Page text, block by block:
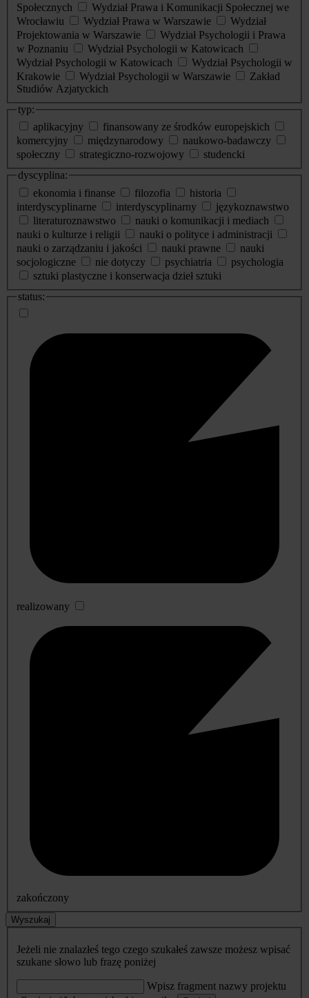
Społecznych
Wydział Prawa i Komunikacji Społecznej we
Wrocławiu
Wydział Prawa w Warszawie
Wydział
Projektowania w Warszawie
Wydział Psychologii i Prawa
w Poznaniu
Wydział Psychologii w Katowicach
Wydział Psychologii w Katowicach
Wydział Psychologii w
Krakowie
Wydział Psychologii w Warszawie
Zakład
Studiów Azjatyckich
typ:
aplikacyjny
finansowany ze środków europejskich
komercyjny
międzynarodowy
naukowo-badawczy
społeczny
strategiczno-rozwojowy
studencki
dyscyplina:
ekonomia i finanse
filozofia
historia
interdyscyplinarne
interdyscyplinarny
językoznawstwo
literaturoznawstwo
nauki o komunikacji i mediach
nauki o kulturze i religii
nauki o polityce i administracji
nauki o zarządzaniu i jakości
nauki prawne
nauki
socjologiczne
nie dotyczy psychiatria
psychologia
sztuki plastyczne i konserwacja dzieł sztuki
status:
realizowany
zakończony
Wyszukaj
Jeżeli nie znalazłeś tego czego szukałeś zawsze możesz wpisać
szukane słowo lub frazę poniżej
Wpisz fragment nazwy projektu